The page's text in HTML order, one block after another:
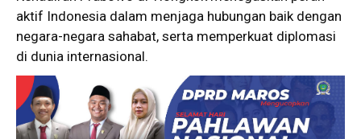
aktif Indonesia dalam menjaga hubungan baik dengan
negara-negara sahabat, serta memperkuat diplomasi
di dunia internasional.